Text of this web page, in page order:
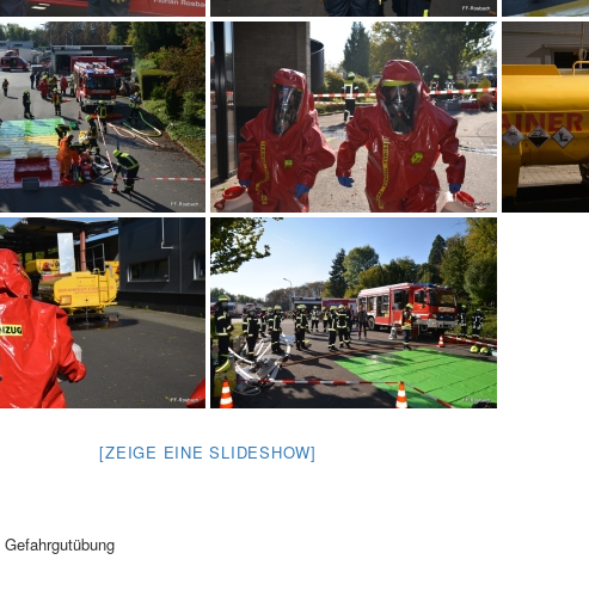
[ZEIGE EINE SLIDESHOW]
Gefahrgutübung